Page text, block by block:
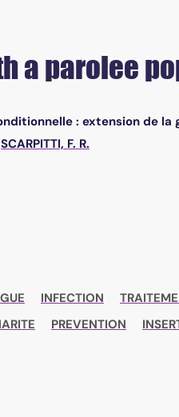
a parolee
: extension de la
SCARPITTI, F. R.
INFECTION
PREVENTION